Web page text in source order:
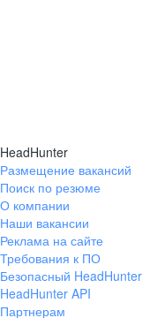
HeadHunter
Размещение вакансий
Поиск по резюме
О компании
Наши вакансии
Реклама на сайте
Требования к ПО
Безопасный HeadHunter
HeadHunter API
Партнерам